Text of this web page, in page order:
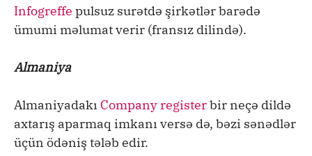
Infogreffe pulsuz surətdə şirkətlər barədə
ümumi məlumat verir (fransız dilində).
Almaniya
Almaniyadakı Company registerbir neçə dildə
axtarış aparmaq imkanı versə də, bəzi sənədlər
üçün ödəniş tələb edir.